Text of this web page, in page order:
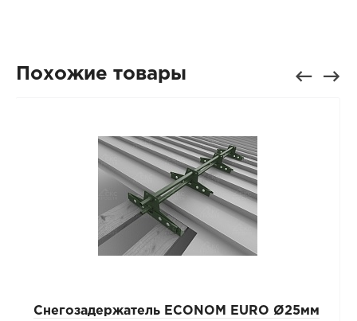
Похожие товары
Снегозадержатель ECONOM EURO Ø25мм